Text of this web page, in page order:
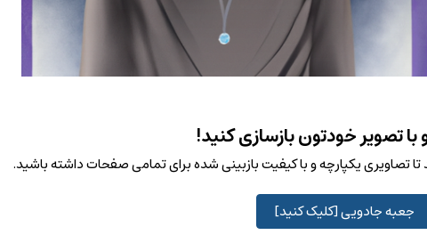
با تصویر خودتون بازسازی کنید!
تصاویری یکپارچه و با کیفیت بازبینی شده برای تمامی صفحات داشته باشید.
جعبه جادویی [کلیک کنید]